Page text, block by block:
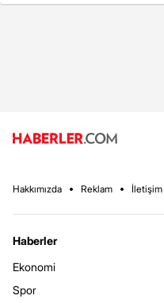
Hakkımızda Reklam İletişim
Haberler
Ekonomi
Spor